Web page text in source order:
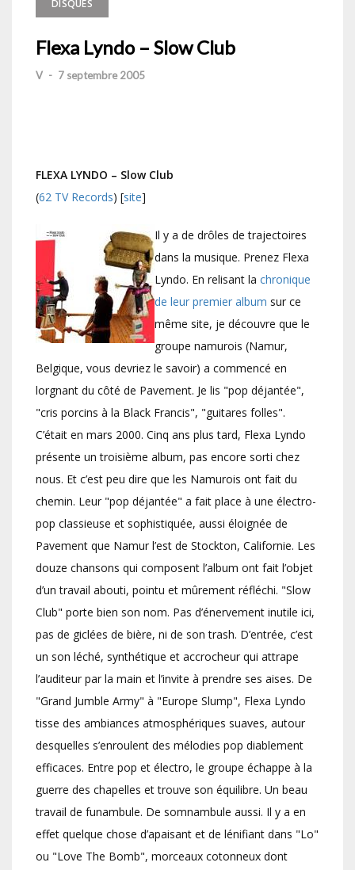
DISQUES
Flexa Lyndo – Slow Club
V - 7 septembre 2005
FLEXA LYNDO – Slow Club
(62 TV Records) [site]
Il y a de drôles de trajectoires
dans la musique. Prenez Flexa
Lyndo. En relisant la chronique
de leur premier album sur ce
même site, je découvre que le
groupe namurois (Namur,
Belgique, vous devriez le savoir) a commencé en
lorgnant du côté de Pavement. Je lis "pop déjantée",
"cris porcins à la Black Francis", "guitares folles".
C’était en mars 2000. Cinq ans plus tard, Flexa Lyndo
présente un troisième album, pas encore sorti chez
nous. Et c’est peu dire que les Namurois ont fait du
chemin. Leur "pop déjantée" a fait place à une électro-
pop classieuse et sophistiquée, aussi éloignée de
Pavement que Namur l’est de Stockton, Californie. Les
douze chansons qui composent l’album ont fait l’objet
d’un travail abouti, pointu et mûrement réfléchi. "Slow
Club" porte bien son nom. Pas d’énervement inutile ici,
pas de giclées de bière, ni de son trash. D’entrée, c’est
un son léché, synthétique et accrocheur qui attrape
l’auditeur par la main et l’invite à prendre ses aises. De
"Grand Jumble Army" à "Europe Slump", Flexa Lyndo
tisse des ambiances atmosphériques suaves, autour
desquelles s’enroulent des mélodies pop diablement
efficaces. Entre pop et électro, le groupe échappe à la
guerre des chapelles et trouve son équilibre. Un beau
travail de funambule. De somnambule aussi. Il y a en
effet quelque chose d’apaisant et de lénifiant dans "Lo"
ou "Love The Bomb", morceaux cotonneux dont